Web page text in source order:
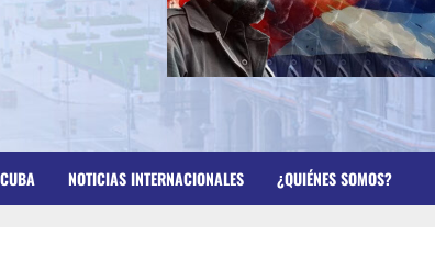
NOTICIAS INTERNACIONALES ¿QUIÉNES SOMOS?